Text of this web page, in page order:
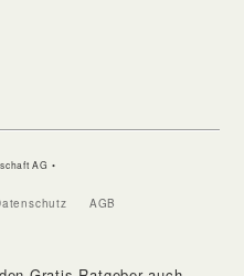
AG •
AGB